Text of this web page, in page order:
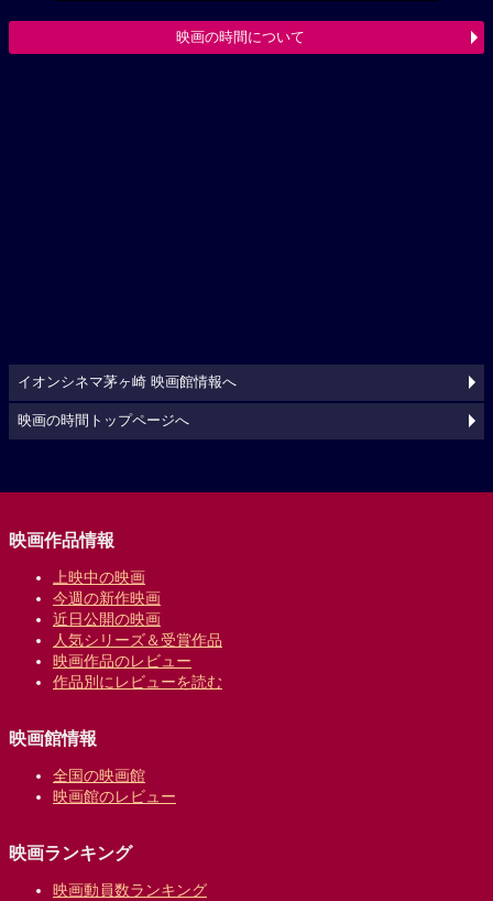
映画の時間について
イオンシネマ茅ヶ崎 映画館情報へ
映画の時間トップページへ
映画作品情報
上映中の映画
今週の新作映画
近日公開の映画
人気シリーズ＆受賞作品
映画作品のレビュー
作品別にレビューを読む
映画館情報
全国の映画館
映画館のレビュー
映画ランキング
映画動員数ランキング